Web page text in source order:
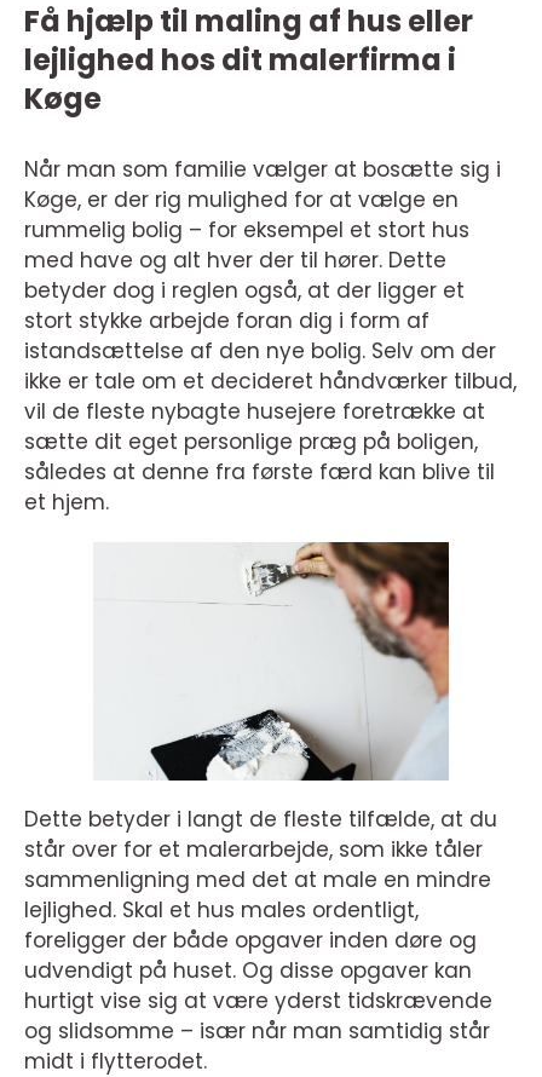
Få hjælp til maling af hus eller
lejlighed hos dit malerfirma i
Køge
Når man som familie vælger at bosætte sig i
Køge, er der rig mulighed for at vælge en
rummelig bolig – for eksempel et stort hus
med have og alt hver der til hører. Dette
betyder dog i reglen også, at der ligger et
stort stykke arbejde foran dig i form af
istandsættelse af den nye bolig. Selv om der
ikke er tale om et decideret håndværker tilbud,
vil de fleste nybagte husejere foretrække at
sætte dit eget personlige præg på boligen,
således at denne fra første færd kan blive til
et hjem.
Dette betyder i langt de fleste tilfælde, at du
står over for et malerarbejde, som ikke tåler
sammenligning med det at male en mindre
lejlighed. Skal et hus males ordentligt,
foreligger der både opgaver inden døre og
udvendigt på huset. Og disse opgaver kan
hurtigt vise sig at være yderst tidskrævende
og slidsomme – især når man samtidig står
midt i flytterodet.